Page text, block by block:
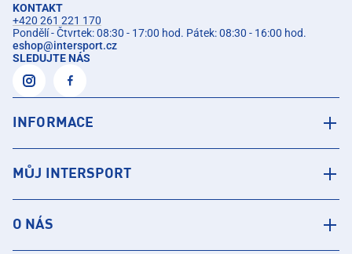
KONTAKT
+420 261 221 170
Pondělí - Čtvrtek: 08:30 - 17:00 hod. Pátek: 08:30 - 16:00 hod.
eshop@intersport.cz
SLEDUJTE NÁS
INFORMACE
MŮJ INTERSPORT
O NÁS